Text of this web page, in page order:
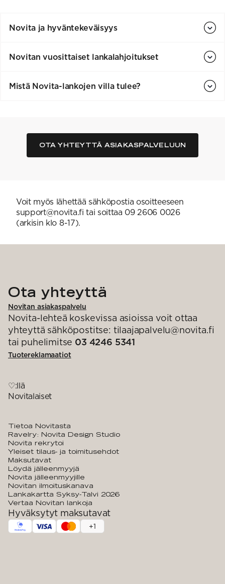
Novita ja hyväntekeväisyys
Novitan vuosittaiset lanka­lahjoitukset
Mistä Novita-lankojen villa tulee?
OTA YHTEYTTÄ ASIAKASPALVELUUN
Voit myös lähettää sähköpostia osoitteeseen
support@novita.fi tai soittaa 09 2606 0026
(arkisin klo 8-17).
Ota yhteyttä
Novitan asiakaspalvelu
Novita-lehteä koskevissa asioissa voit ottaa
yhteyttä sähköpostitse: tilaajapalvelu@novita.fi
tai puhelimitse 03 4246 5341
Tuotereklamaatiot
♡:llä
Novitalaiset
Tietoa Novitasta
Ravelry: Novita Design Studio
Novita rekrytoi
Yleiset tilaus- ja toimitusehdot
Maksutavat
Löydä jälleenmyyjä
Novita jälleenmyyjille
Novitan ilmoituskanava
Lankakartta Syksy-Talvi 2026
Vertaa Novitan lankoja
Hyväksytyt maksutavat
+1